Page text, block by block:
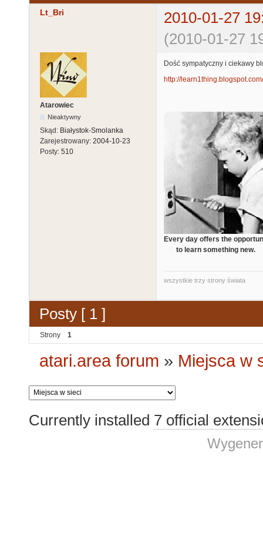
Lt_Bri
2010-01-27
(2010-01-27
Atarowiec
Nieaktywny
Skąd: Białystok-Smolanka
Zarejestrowany: 2004-10-23
Posty: 510
Dość sympatyczny i ciekawy
http://learn1thing.blogspot.com/
Every day offers the
to learn something new.
wszystkie trzy strony świata
Posty [ 1 ]
Strony 1
atari.area forum » Miejsca w
Currently installed 7 official